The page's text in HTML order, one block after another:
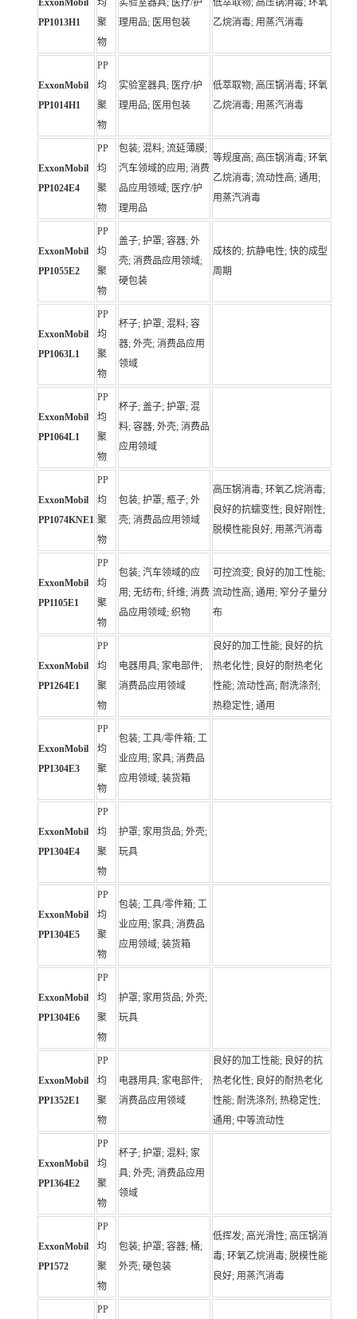
PP1013H1
聚
物
理用品; 医用包装
乙烷消毒; 用蒸汽消毒
ExxonMobil
PP1014H1
PP
均
聚
物
实验室器具; 医疗/护
理用品; 医用包装
低萃取物; 高压锅消毒; 环氧
乙烷消毒; 用蒸汽消毒
ExxonMobil
PP1024E4
PP
均
聚
物
包装; 混料; 流延薄膜;
汽车领域的应用; 消费
品应用领域; 医疗/护
理用品
等规度高; 高压锅消毒; 环氧
乙烷消毒; 流动性高; 通用;
用蒸汽消毒
ExxonMobil
PP1055E2
PP
均
聚
物
盖子; 护罩; 容器; 外
壳; 消费品应用领域;
硬包装
成核的; 抗静电性; 快的成型
周期
ExxonMobil
PP1063L1
PP
均
聚
物
杯子; 护罩; 混料; 容
器; 外壳; 消费品应用
领域
ExxonMobil
PP1064L1
PP
均
聚
物
杯子; 盖子; 护罩; 混
料; 容器; 外壳; 消费品
应用领域
ExxonMobil
PP1074KNE1
PP
均
聚
物
包装; 护罩; 瓶子; 外
壳; 消费品应用领域
高压锅消毒; 环氧乙烷消毒;
良好的抗蠕变性; 良好刚性;
脱模性能良好; 用蒸汽消毒
ExxonMobil
PP1105E1
PP
均
聚
物
包装; 汽车领域的应
用; 无纺布; 纤维; 消费
品应用领域; 织物
可控流变; 良好的加工性能;
流动性高; 通用; 窄分子量分
布
ExxonMobil
PP1264E1
PP
均
聚
物
电器用具; 家电部件;
消费品应用领域
良好的加工性能; 良好的抗
热老化性; 良好的耐热老化
性能; 流动性高; 耐洗涤剂;
热稳定性; 通用
ExxonMobil
PP1304E3
PP
均
聚
物
包装; 工具/零件箱; 工
业应用; 家具; 消费品
应用领域; 装货箱
ExxonMobil
PP1304E4
PP
均
聚
物
护罩; 家用货品; 外壳;
玩具
ExxonMobil
PP1304E5
PP
均
聚
物
包装; 工具/零件箱; 工
业应用; 家具; 消费品
应用领域; 装货箱
ExxonMobil
PP1304E6
PP
均
聚
物
护罩; 家用货品; 外壳;
玩具
ExxonMobil
PP1352E1
PP
均
聚
物
电器用具; 家电部件;
消费品应用领域
良好的加工性能; 良好的抗
热老化性; 良好的耐热老化
性能; 耐洗涤剂; 热稳定性;
通用; 中等流动性
ExxonMobil
PP1364E2
PP
均
聚
物
杯子; 护罩; 混料; 家
具; 外壳; 消费品应用
领域
ExxonMobil
PP1572
PP
均
聚
物
包装; 护罩; 容器; 桶;
外壳; 硬包装
低挥发; 高光滑性; 高压锅消
毒; 环氧乙烷消毒; 脱模性能
良好; 用蒸汽消毒
PP